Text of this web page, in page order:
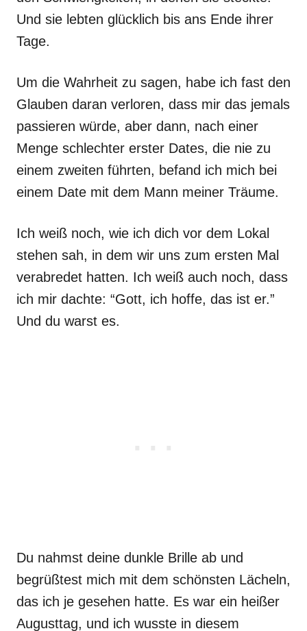
Und sie lebten glücklich bis ans Ende ihrer
Tage.
Um die Wahrheit zu sagen, habe ich fast den
Glauben daran verloren, dass mir das jemals
passieren würde, aber dann, nach einer
Menge schlechter erster Dates, die nie zu
einem zweiten führten, befand ich mich bei
einem Date mit dem Mann meiner Träume.
Ich weiß noch, wie ich dich vor dem Lokal
stehen sah, in dem wir uns zum ersten Mal
verabredet hatten. Ich weiß auch noch, dass
ich mir dachte: “Gott, ich hoffe, das ist er.”
Und du warst es.
Du nahmst deine dunkle Brille ab und
begrüßtest mich mit dem schönsten Lächeln,
das ich je gesehen hatte. Es war ein heißer
Augusttag, und ich wusste in diesem